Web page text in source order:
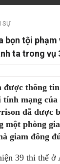
SỰ
bọn tội
ta trong vụ
được thông
tính mạng
đã được
một phòng
giam đông
39 thi thể ở